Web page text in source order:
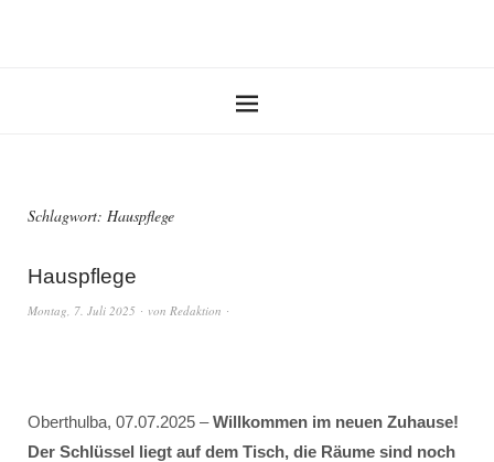
Schlagwort: Hauspflege
Hauspflege
Montag, 7. Juli 2025 von Redaktion
Oberthulba, 07.07.2025 –Willkommen im neuen Zuhause!
Der Schlüssel liegt auf dem Tisch, die Räume sind noch